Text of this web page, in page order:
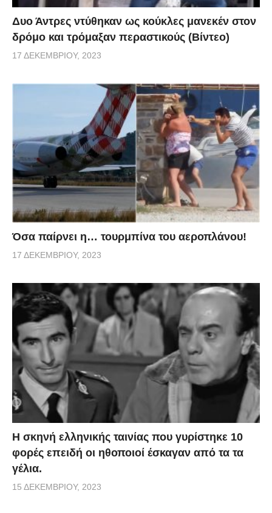
Δυο Άντρες ντύθηκαν ως κούκλες μανεκέν στον
δρόμο και τρόμαξαν περαστικούς (Βίντεο)
17 ΔΕΚΕΜΒΡΊΟΥ, 2023
Όσα παίρνει η… τουρμπίνα του αεροπλάνου!
17 ΔΕΚΕΜΒΡΊΟΥ, 2023
H σκηνή ελληνικής ταινίας που γυρίστηκε 10
φορές επειδή οι ηθοποιοί έσκαγαν από τα τα
γέλια.
15 ΔΕΚΕΜΒΡΊΟΥ, 2023